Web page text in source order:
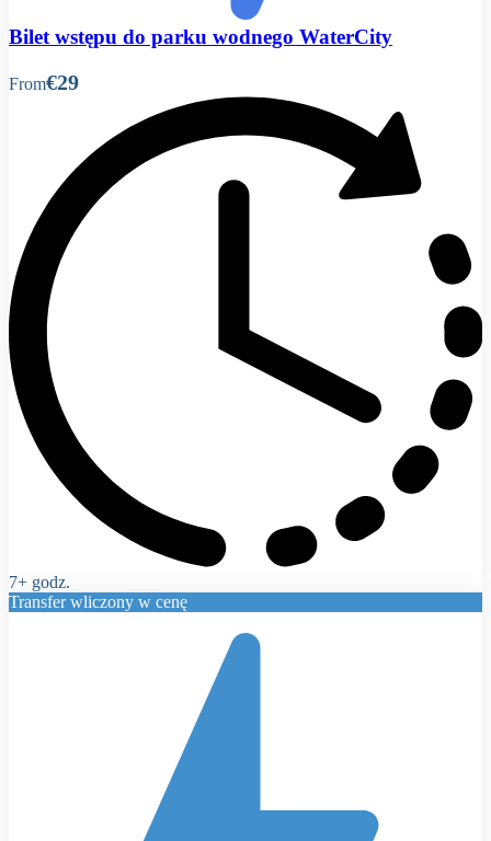
Bilet wstępu do parku wodnego WaterCity
From€29
7+ godz.
Transfer wliczony w cenę